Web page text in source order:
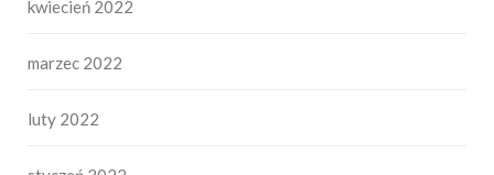
kwiecień 2022
marzec 2022
luty 2022